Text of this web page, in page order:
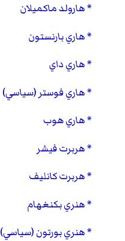
هارولد ماكميلان
هاري بارنستون
هاري داي
هاري فوستر (سياسي)
هاري هوب
هربرت فيشر
هربرت كانليف
هنري بكنغهام
هنري بورتون (سياسي)